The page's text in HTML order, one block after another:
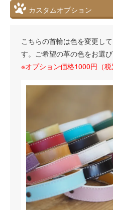
カスタムオプション
こちらの首輪は色を変更し
す。ご希望の革の色をお選び
※オプション価格1000円（税